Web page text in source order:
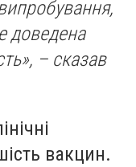
доведена
– сказав
вакцин.